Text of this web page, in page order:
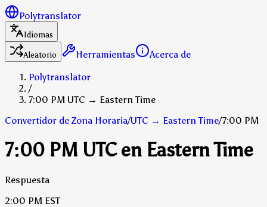
Polytranslator
Idiomas
Aleatorio
Herramientas
Acerca de
Polytranslator
/
7:00 PM UTC → Eastern Time
Convertidor de Zona Horaria/UTC → Eastern Time/7:00 PM
7:00 PM UTC en Eastern Time
Respuesta
2:00 PM EST